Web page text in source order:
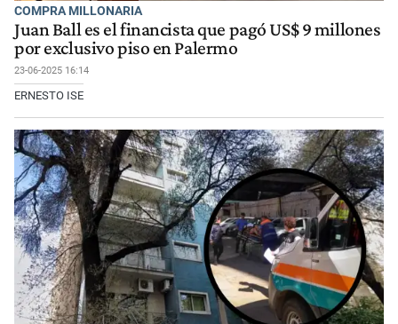
COMPRA MILLONARIA
Juan Ball es el financista que pagó US$ 9 millones
por exclusivo piso en Palermo
23-06-2025 16:14
ERNESTO ISE